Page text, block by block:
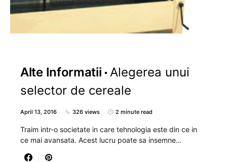
Alte Informatii Alegerea unui
selector de cereale
April 13, 2016 326 views 2 minute read
Traim intr-o societate in care tehnologia este din ce in
ce mai avansata. Acest lucru poate sa insemne…